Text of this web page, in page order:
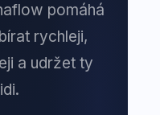
pomáhá
rychleji,
a udržet ty